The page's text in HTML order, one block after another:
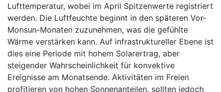
Lufttemperatur, wobei im April Spitzenwerte registriert
werden. Die Luftfeuchte beginnt in den späteren Vor-
Monsun-Monaten zuzunehmen, was die gefühlte
Wärme verstärken kann. Auf infrastruktureller Ebene ist
dies eine Periode mit hohem Solarertrag, aber
steigender Wahrscheinlichkeit für konvektive
Ereignisse am Monatsende. Aktivitäten im Freien
profitieren von hohen Sonnenanteilen, sollten jedoch